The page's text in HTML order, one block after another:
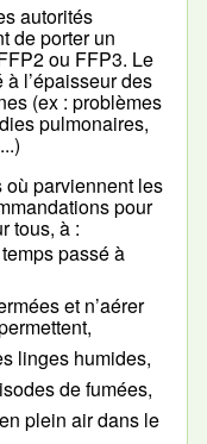
autorités
de porter un
ou FFP3. Le
l’épaisseur des
(ex : problèmes
pulmonaires,
parviennent les
pour
tous, à :
passé à
et n’aérer
linges humides,
de fumées,
plein air dans le